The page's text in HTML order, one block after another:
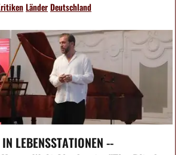
LänderDeutschland
LEBENSSTATIONEN --